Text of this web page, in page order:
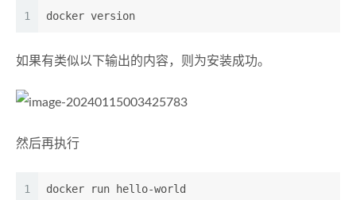
1 docker version
如果有类似以下输出的内容，则为安装成功。
然后再执行
1 docker run hello-world